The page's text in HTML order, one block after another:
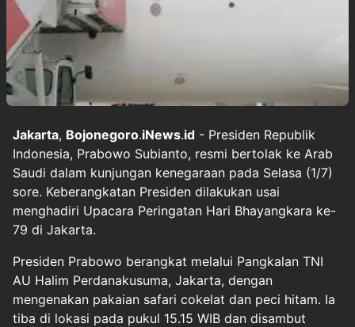
Jakarta, Bojonegoro.iNews.id - Presiden Republik
Indonesia, Prabowo Subianto, resmi bertolak ke Arab
Saudi dalam kunjungan kenegaraan pada Selasa (1/7)
sore. Keberangkatan Presiden dilakukan usai
menghadiri Upacara Peringatan Hari Bhayangkara ke-
79 di Jakarta.
Presiden Prabowo berangkat melalui Pangkalan TNI
AU Halim Perdanakusuma, Jakarta, dengan
mengenakan pakaian safari cokelat dan peci hitam. Ia
tiba di lokasi pada pukul 15.15 WIB dan disambut